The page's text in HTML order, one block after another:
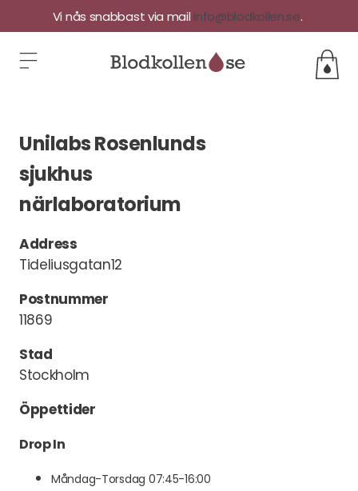
Vi nås snabbast via mail info@blodkollen.se.
Unilabs Rosenlunds
sjukhus
närlaboratorium
Address
Tideliusgatan12
Postnummer
11869
Stad
Stockholm
Öppettider
Drop In
Måndag-Torsdag 07:45-16:00